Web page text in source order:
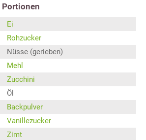
Portionen
Ei
Rohzucker
Nüsse (gerieben)
Mehl
Zucchini
Öl
Backpulver
Vanillezucker
Zimt